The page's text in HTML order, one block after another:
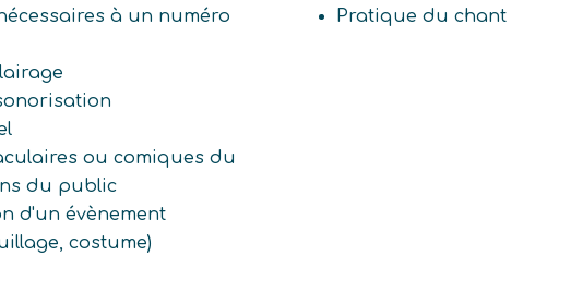
à un numéro
ou comiques du
du public
d'un évènement
costume)
Pratique du chant